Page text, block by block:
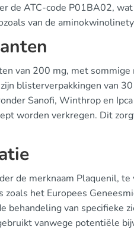
de ATC-code P01BA02,
van de
van 200 mg, met
blisterverpakkingen van
Sanofi, Winthrop en
worden verkregen. Dit
de merknaam Plaquenil,
het Europees
van specifieke
vanwege potentiële